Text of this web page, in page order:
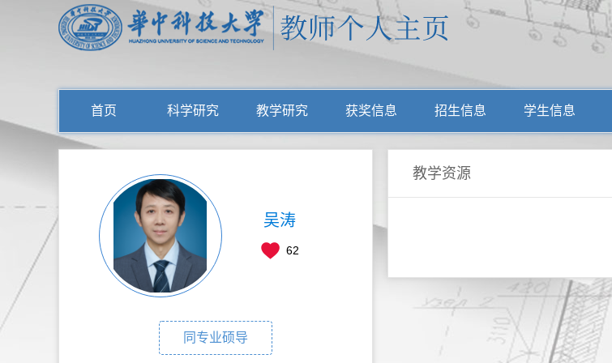
首页 科学研究 教学研究 获奖信息 招生信息 学生信息
吴涛
62
同专业硕导
教学资源